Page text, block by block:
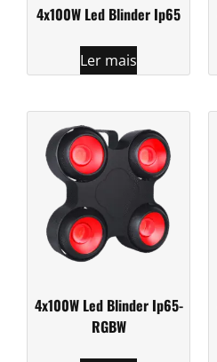
4x100W Led Blinder Ip65
Ler mais
4x100W Led Blinder Ip65-
RGBW